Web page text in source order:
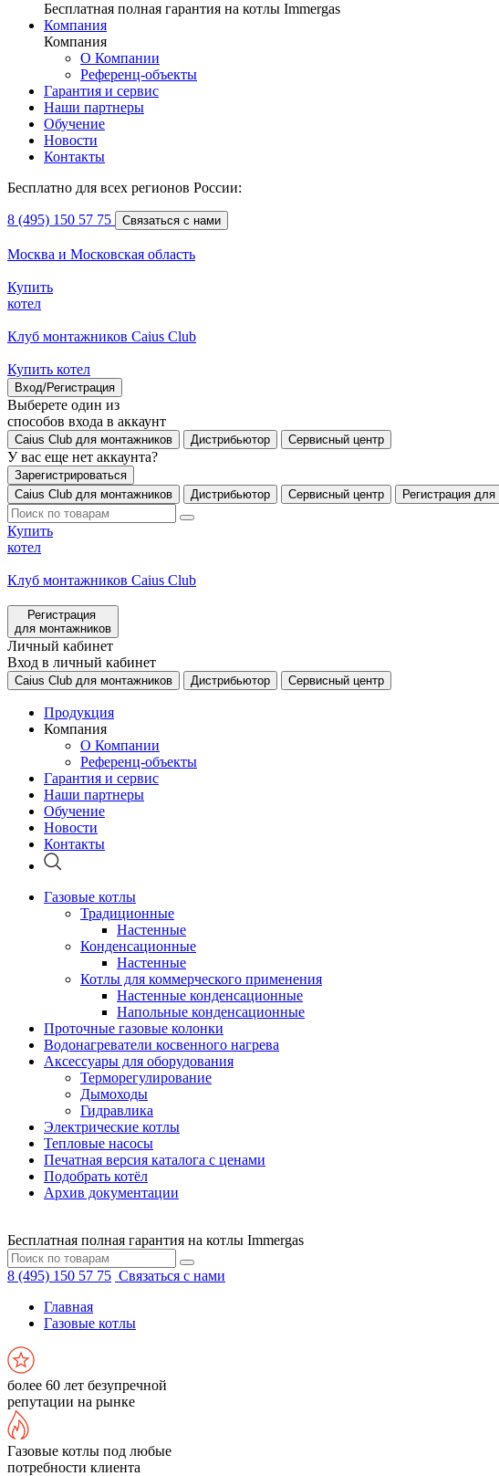
Бесплатная полная гарантия на котлы Immergas
Компания
Компания
О Компании
Референц-объекты
Гарантия и сервис
Наши партнеры
Обучение
Новости
Контакты
Бесплатно для всех регионов России:
8 (495) 150 57 75 Связаться с нами
Москва и Московская область
Купить
котел
Клуб монтажников Caius Club
Купить котел
Вход/Регистрация
Выберете один из
способов входа в аккаунт
Caius Club для монтажников Дистрибьютор Сервисный центр
У вас еще нет аккаунта?
Зарегистрироваться
Caius Club для монтажников
Дистрибьютор Сервисный центр
Купить
котел
Клуб монтажников Caius Club
Регистрация
для монтажников
Личный кабинет
Вход в личный кабинет
Caius Club для монтажников Дистрибьютор Сервисный центр
Продукция
Компания
О Компании
Референц-объекты
Гарантия и сервис
Наши партнеры
Обучение
Новости
Контакты
Газовые котлы
Традиционные
Настенные
Конденсационные
Настенные
Котлы для коммерческого применения
Настенные конденсационные
Напольные конденсационные
Проточные газовые колонки
Водонагреватели косвенного нагрева
Аксессуары для оборудования
Терморегулирование
Дымоходы
Гидравлика
Электрические котлы
Тепловые насосы
Печатная версия каталога с ценами
Подобрать котёл
Архив документации
Бесплатная полная гарантия на котлы Immergas
8 (495) 150 57 75 Связаться с нами
Главная
Газовые котлы
более 60 лет безупречной
репутации на рынке
Газовые котлы под любые
потребности клиента